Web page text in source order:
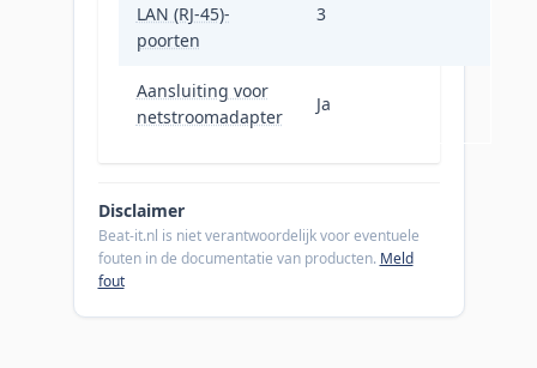
LAN (RJ-45)-
poorten
3
Aansluiting voor
netstroomadapter
Ja
Disclaimer
Beat-it.nl is niet verantwoordelijk voor eventuele
fouten in de documentatie van producten. Meld
fout